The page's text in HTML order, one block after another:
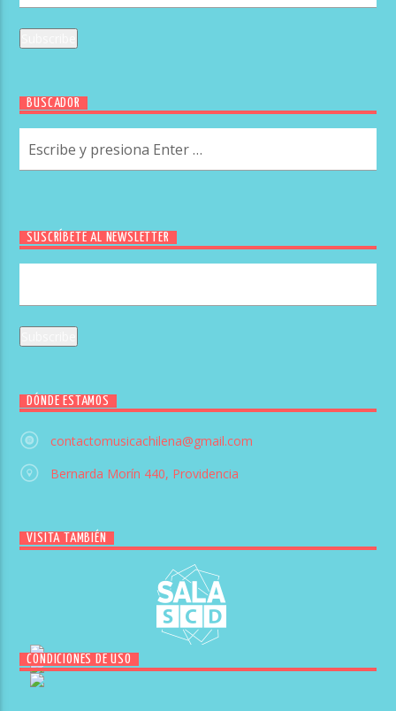
BUSCADOR
SUSCRÍBETE AL NEWSLETTER
DÓNDE ESTAMOS
contactomusicachilena@gmail.com
Bernarda Morín 440, Providencia
VISITA TAMBIÉN
CONDICIONES DE USO